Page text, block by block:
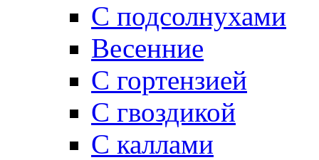
C подсолнухами
Весенние
С гортензией
C гвоздикой
С каллами